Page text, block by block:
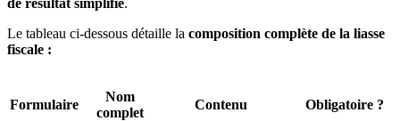
Le tableau ci-dessous détaille la composition complète de la liasse
fiscale :
Formulaire
Nom
complet
Contenu Obligatoire ?